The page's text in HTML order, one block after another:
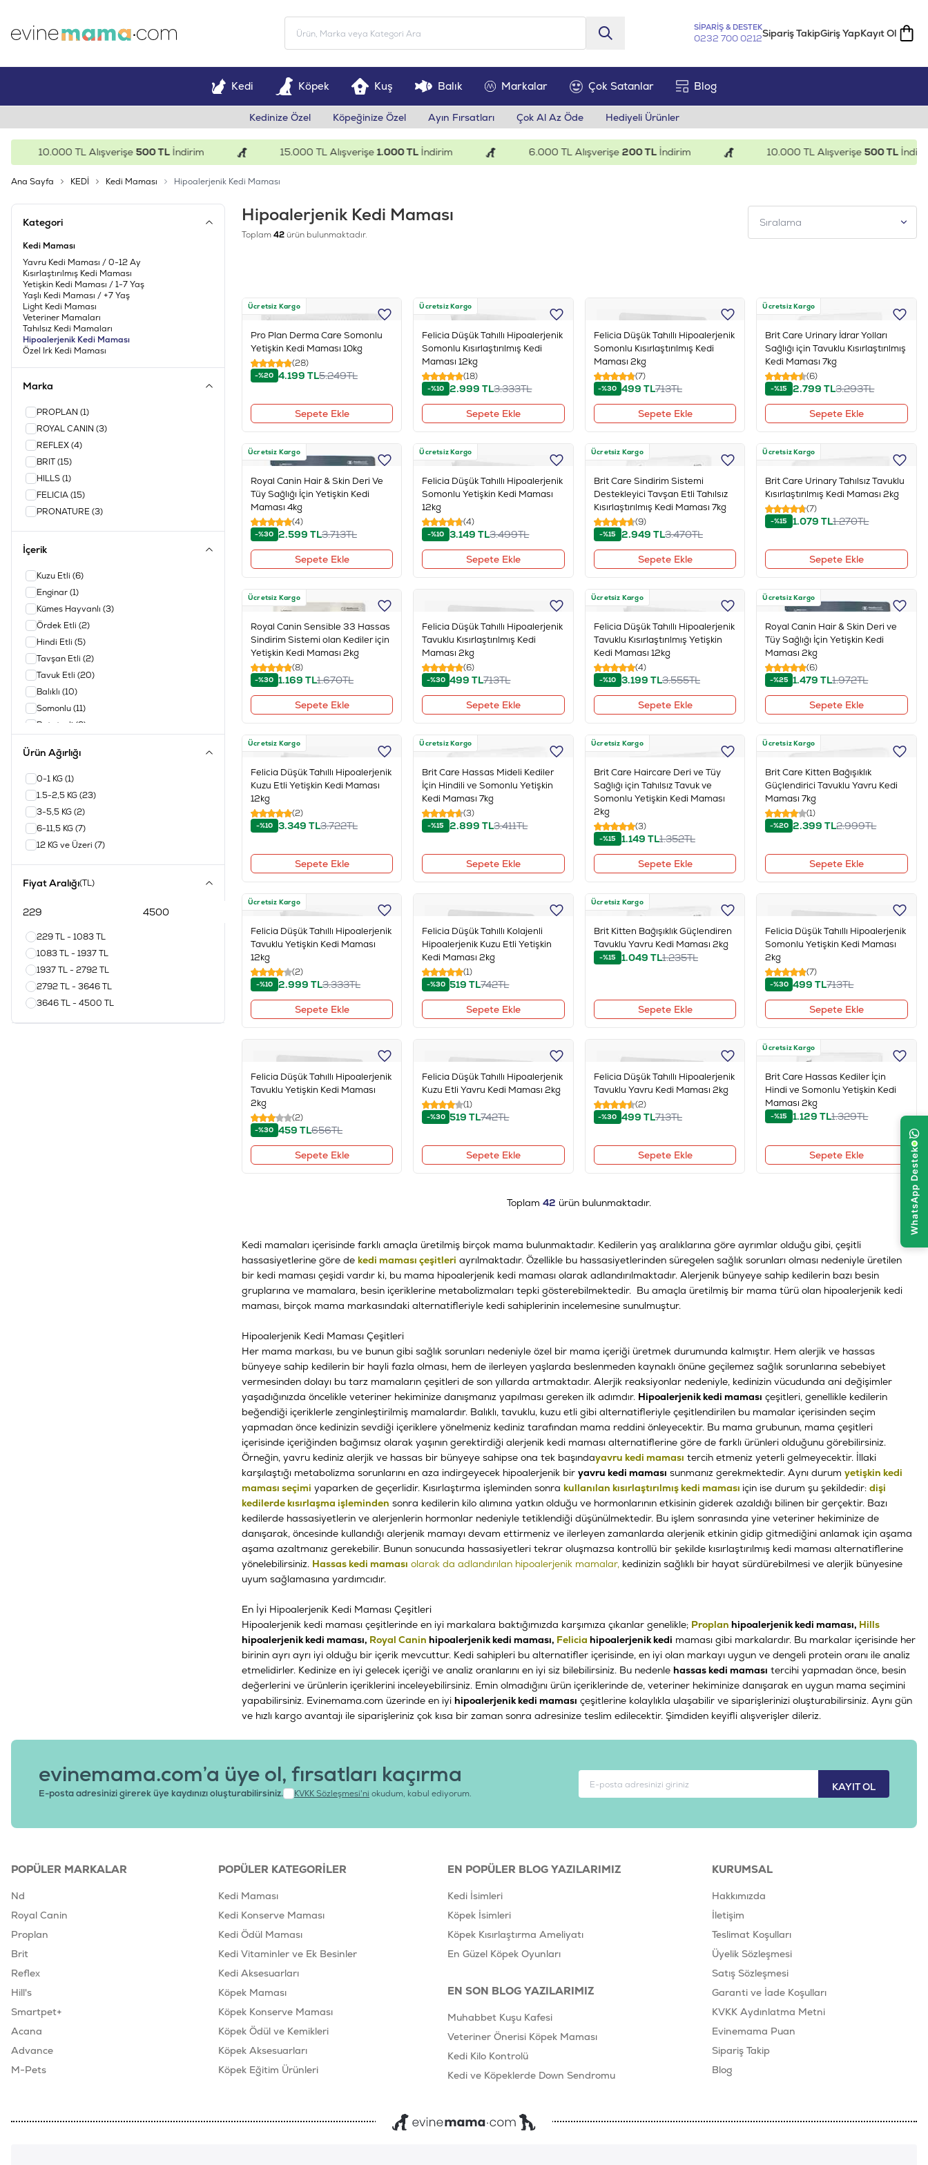
SİPARİŞ & DESTEK
0232 700 0212Sipariş TakipGiriş YapKayıt Ol
Kedi Köpek Kuş Balık Markalar Çok Satanlar Blog
Kedinize Özel Köpeğinize Özel Ayın Fırsatları Çok Al Az Öde Hediyeli Ürünler
10.000 TL Alışverişe500 TLİndirim 15.000 TL Alışverişe1.000 TLİndirim 6.000 TL Alışverişe200 TLİndirim 10.000 TL Alışverişe500 TLİndirim
Ana Sayfa KEDİ Kedi Maması Hipoalerjenik Kedi Maması
Kategori
Kedi Maması
Yavru Kedi Maması / 0-12 Ay
Kısırlaştırılmış Kedi Maması
Yetişkin Kedi Maması / 1-7 Yaş
Yaşlı Kedi Maması / +7 Yaş
Light Kedi Maması
Veteriner Mamaları
Tahılsız Kedi Mamaları
Hipoalerjenik Kedi Maması
Özel Irk Kedi Maması
Marka
PROPLAN (1)
ROYAL CANIN (3)
REFLEX(4)
BRIT(15)
HILLS(1)
FELICIA(15)
PRONATURE(3)
İçerik
Kuzu Etli (6)
Enginar(1)
Kümes Hayvanlı (3)
Ördek Etli (2)
Hindi Etli (5)
Tavşan Etli (2)
Tavuk Etli (20)
Balıklı (10)
Somonlu(11)
Patatesli (2)
Ürün Ağırlığı
0-1 KG(1)
1.5-2,5 KG(23)
3-5,5 KG(2)
6-11,5 KG(7)
12 KG ve Üzeri (7)
Fiyat Aralığı(TL)
229 TL - 1083 TL
1083 TL - 1937 TL
1937 TL - 2792 TL
2792 TL - 3646 TL
3646 TL - 4500 TL
Hipoalerjenik Kedi Maması
Toplam42ürün bulunmaktadır.
Ücretsiz Kargo
Pro Plan Derma Care Somonlu
Yetişkin Kedi Maması 10kg
(28)
-%20 4.199 TL5.249TL
Sepete Ekle
Ücretsiz Kargo
Felicia Düşük Tahıllı Hipoalerjenik
Somonlu Kısırlaştırılmış Kedi
Maması 12kg
(18)
-%10 2.999 TL3.333TL
Sepete Ekle
Felicia Düşük Tahıllı Hipoalerjenik
Somonlu Kısırlaştırılmış Kedi
Maması 2kg
(7)
-%30 499 TL713TL
Sepete Ekle
Ücretsiz Kargo
Brit Care Urinary İdrar Yolları
Sağlığı için Tavuklu Kısırlaştırılmış
Kedi Maması 7kg
(6)
-%15 2.799 TL3.293TL
Sepete Ekle
Ücretsiz Kargo
Royal Canin Hair & Skin Deri Ve
Tüy Sağlığı İçin Yetişkin Kedi
Maması 4kg
(4)
-%30 2.599 TL3.713TL
Sepete Ekle
Ücretsiz Kargo
Felicia Düşük Tahıllı Hipoalerjenik
Somonlu Yetişkin Kedi Maması
12kg
(4)
-%10 3.149 TL3.499TL
Sepete Ekle
Ücretsiz Kargo
Brit Care Sindirim Sistemi
Destekleyici Tavşan Etli Tahılsız
Kısırlaştırılmış Kedi Maması 7kg
(9)
-%15 2.949 TL3.470TL
Sepete Ekle
Ücretsiz Kargo
Brit Care Urinary Tahılsız Tavuklu
Kısırlaştırılmış Kedi Maması 2kg
(7)
-%15 1.079 TL1.270TL
Sepete Ekle
Ücretsiz Kargo
Royal Canin Sensible 33 Hassas
Sindirim Sistemi olan Kediler için
Yetişkin Kedi Maması 2kg
(8)
-%30 1.169 TL1.670TL
Sepete Ekle
Felicia Düşük Tahıllı Hipoalerjenik
Tavuklu Kısırlaştırılmış Kedi
Maması 2kg
(6)
-%30 499 TL713TL
Sepete Ekle
Ücretsiz Kargo
Felicia Düşük Tahıllı Hipoalerjenik
Tavuklu Kısırlaştırılmış Yetişkin
Kedi Maması 12kg
(4)
-%10 3.199 TL3.555TL
Sepete Ekle
Ücretsiz Kargo
Royal Canin Hair & Skin Deri ve
Tüy Sağlığı İçin Yetişkin Kedi
Maması 2kg
(6)
-%25 1.479 TL1.972TL
Sepete Ekle
Ücretsiz Kargo
Felicia Düşük Tahıllı Hipoalerjenik
Kuzu Etli Yetişkin Kedi Maması
12kg
(2)
-%10 3.349 TL3.722TL
Sepete Ekle
Ücretsiz Kargo
Brit Care Hassas Mideli Kediler
İçin Hindili ve Somonlu Yetişkin
Kedi Maması 7kg
(3)
-%15 2.899 TL3.411TL
Sepete Ekle
Ücretsiz Kargo
Brit Care Haircare Deri ve Tüy
Sağlığı için Tahılsız Tavuk ve
Somonlu Yetişkin Kedi Maması
2kg
(3)
-%15 1.149 TL1.352TL
Sepete Ekle
Ücretsiz Kargo
Brit Care Kitten Bağışıklık
Güçlendirici Tavuklu Yavru Kedi
Maması 7kg
(1)
-%20 2.399 TL2.999TL
Sepete Ekle
Ücretsiz Kargo
Felicia Düşük Tahıllı Hipoalerjenik
Tavuklu Yetişkin Kedi Maması
12kg
(2)
-%10 2.999 TL3.333TL
Sepete Ekle
Felicia Düşük Tahıllı Kolajenli
Hipoalerjenik Kuzu Etli Yetişkin
Kedi Maması 2kg
(1)
-%30 519 TL742TL
Sepete Ekle
Ücretsiz Kargo
Brit Kitten Bağışıklık Güçlendiren
Tavuklu Yavru Kedi Maması 2kg
-%15 1.049 TL1.235TL
Sepete Ekle
Felicia Düşük Tahıllı Hipoalerjenik
Somonlu Yetişkin Kedi Maması
2kg
(7)
-%30 499 TL713TL
Sepete Ekle
Felicia Düşük Tahıllı Hipoalerjenik
Tavuklu Yetişkin Kedi Maması
2kg
(2)
-%30 459 TL656TL
Sepete Ekle
Felicia Düşük Tahıllı Hipoalerjenik
Kuzu Etli Yavru Kedi Maması 2kg
(1)
-%30 519 TL742TL
Sepete Ekle
Felicia Düşük Tahıllı Hipoalerjenik
Tavuklu Yavru Kedi Maması 2kg
(2)
-%30 499 TL713TL
Sepete Ekle
Ücretsiz Kargo
Brit Care Hassas Kediler İçin
Hindi ve Somonlu Yetişkin Kedi
Maması 2kg
-%15 1.129 TL1.329TL
Sepete Ekle
Toplam42 ürün bulunmaktadır.
Kedi mamaları içerisinde farklı amaçla üretilmiş birçok mama bulunmaktadır. Kedilerin yaş aralıklarına göre ayrımlar olduğu gibi, çeşitli
hassasiyetlerine göre de kedi maması çeşitleri ayrılmaktadır. Özellikle bu hassasiyetlerinden süregelen sağlık sorunları olması nedeniyle üretilen
bir kedi maması çeşidi vardır ki, bu mama hipoalerjenik kedi maması olarak adlandırılmaktadır. Alerjenik bünyeye sahip kedilerin bazı besin
gruplarına ve mamalara, besin içeriklerine metabolizmaları tepki gösterebilmektedir. Bu amaçla üretilmiş bir mama türü olan hipoalerjenik kedi
maması, birçok mama markasındaki alternatifleriyle kedi sahiplerinin incelemesine sunulmuştur.
Hipoalerjenik Kedi Maması Çeşitleri
Her mama markası, bu ve bunun gibi sağlık sorunları nedeniyle özel bir mama içeriği üretmek durumunda kalmıştır. Hem alerjik ve hassas
bünyeye sahip kedilerin bir hayli fazla olması, hem de ilerleyen yaşlarda beslenmeden kaynaklı önüne geçilemez sağlık sorunlarına sebebiyet
vermesinden dolayı bu tarz mamaların çeşitleri de son yıllarda artmaktadır. Alerjik reaksiyonlar nedeniyle, kedinizin vücudunda ani değişimler
yaşadığınızda öncelikle veteriner hekiminize danışmanız yapılması gereken ilk adımdır. Hipoalerjenik kedi maması çeşitleri, genellikle kedilerin
beğendiği içeriklerle zenginleştirilmiş mamalardır. Balıklı, tavuklu, kuzu etli gibi alternatifleriyle çeşitlendirilen bu mamalar içerisinden seçim
yapmadan önce kedinizin sevdiği içeriklere yönelmeniz kediniz tarafından mama reddini önleyecektir. Bu mama grubunun, mama çeşitleri
içerisinde içeriğinden bağımsız olarak yaşının gerektirdiği alerjenik kedi maması alternatiflerine göre de farklı ürünleri olduğunu görebilirsiniz.
Örneğin, yavru kediniz alerjik ve hassas bir bünyeye sahipse ona tek başındayavru kedi maması tercih etmeniz yeterli gelmeyecektir. İllaki
karşılaştığı metabolizma sorunlarını en aza indirgeyecek hipoalerjenik bir yavru kedi maması sunmanız gerekmektedir. Aynı durum yetişkin kedi
maması seçimi yaparken de geçerlidir. Kısırlaştırma işleminden sonra kullanılan kısırlaştırılmış kedi maması için ise durum şu şekildedir: dişi
kedilerde kısırlaşma işleminden sonra kedilerin kilo alımına yatkın olduğu ve hormonlarının etkisinin giderek azaldığı bilinen bir gerçektir. Bazı
kedilerde hassasiyetlerin ve alerjenlerin hormonlar nedeniyle tetiklendiği düşünülmektedir. Bu işlem sonrasında yine veteriner hekiminize de
danışarak, öncesinde kullandığı alerjenik mamayı devam ettirmeniz ve ilerleyen zamanlarda alerjenik etkinin gidip gitmediğini anlamak için aşama
aşama azaltmanız gerekebilir. Bunun sonucunda hassasiyetleri tekrar oluşmazsa kontrollü bir şekilde kısırlaştırılmış kedi maması alternatiflerine
yönelebilirsiniz. Hassas kedi maması olarak da adlandırılan hipoalerjenik mamalar,kedinizin sağlıklı bir hayat sürdürebilmesi ve alerjik bünyesine
uyum sağlamasına yardımcıdır.
En İyi Hipoalerjenik Kedi Maması Çeşitleri
Hipoalerjenik kedi maması çeşitlerinde en iyi markalara baktığımızda karşımıza çıkanlar genelikle; Proplan hipoalerjenik kedi maması, Hills
hipoalerjenik kedi maması, Royal Canin hipoalerjenik kedi maması, Felicia hipoalerjenik kedi maması gibi markalardır. Bu markalar içerisinde her
birinin ayrı ayrı iyi olduğu bir içerik mevcuttur. Kedi sahipleri bu alternatifler içerisinde, en iyi olan markayı uygun ve dengeli protein oranı ile analiz
etmelidirler. Kedinize en iyi gelecek içeriği ve analiz oranlarını en iyi siz bilebilirsiniz. Bu nedenle hassas kedi maması tercihi yapmadan önce, besin
değerlerini ve ürünlerin içeriklerini inceleyebilirsiniz. Emin olmadığını ürün içeriklerinde de, veteriner hekiminize danışarak en uygun mama seçimini
yapabilirsiniz. Evinemama.com üzerinde en iyi hipoalerjenik kedi maması çeşitlerine kolaylıkla ulaşabilir ve siparişlerinizi oluşturabilirsiniz. Aynı gün
ve hızlı kargo avantajı ile siparişleriniz çok kısa bir zaman sonra adresinize teslim edilecektir. Şimdiden keyifli alışverişler dileriz.
KAYIT OL
evinemama.com’a üye ol, fırsatları kaçırma
E-posta adresinizi girerek üye kaydınızı oluşturabilirsiniz. KVKK Sözleşmesi'ni okudum, kabul ediyorum.
POPÜLER MARKALAR
Nd
Royal Canin
Proplan
Brit
Reflex
Hill's
Smartpet+
Acana
Advance
M-Pets
POPÜLER KATEGORILER
Kedi Maması
Kedi Konserve Maması
Kedi Ödül Maması
Kedi Vitaminler ve Ek Besinler
Kedi Aksesuarları
Köpek Maması
Köpek Konserve Maması
Köpek Ödül ve Kemikleri
Köpek Aksesuarları
Köpek Eğitim Ürünleri
EN POPÜLER BLOG YAZILARIMIZ
Kedi İsimleri
Köpek İsimleri
Köpek Kısırlaştırma Ameliyatı
En Güzel Köpek Oyunları
EN SON BLOG YAZILARIMIZ
Muhabbet Kuşu Kafesi
Veteriner Önerisi Köpek Maması
Kedi Kilo Kontrolü
Kedi ve Köpeklerde Down Sendromu
KURUMSAL
Hakkımızda
İletişim
Teslimat Koşulları
Üyelik Sözleşmesi
Satış Sözleşmesi
Garanti ve İade Koşulları
KVKK Aydınlatma Metni
Evinemama Puan
Sipariş Takip
Blog